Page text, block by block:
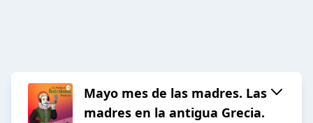
Mayo mes de las madres. Las
madres en la antigua Grecia.